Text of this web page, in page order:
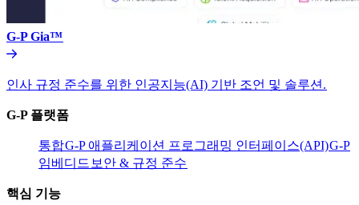
G-P Gia™​​
인사 규정 준수를 위한 인공지능(AI) 기반 조언 및 솔루션.​​
G-P 플랫폼​​
통합​​G-P 애플리케이션 프로그래밍 인터페이스(API)​​G-P
임베디드​​ 보안 & 규정 준수​​
핵심 기능​​